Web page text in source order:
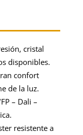
cristal
disponibles.
confort
de la luz.
– Dali –
resistente a